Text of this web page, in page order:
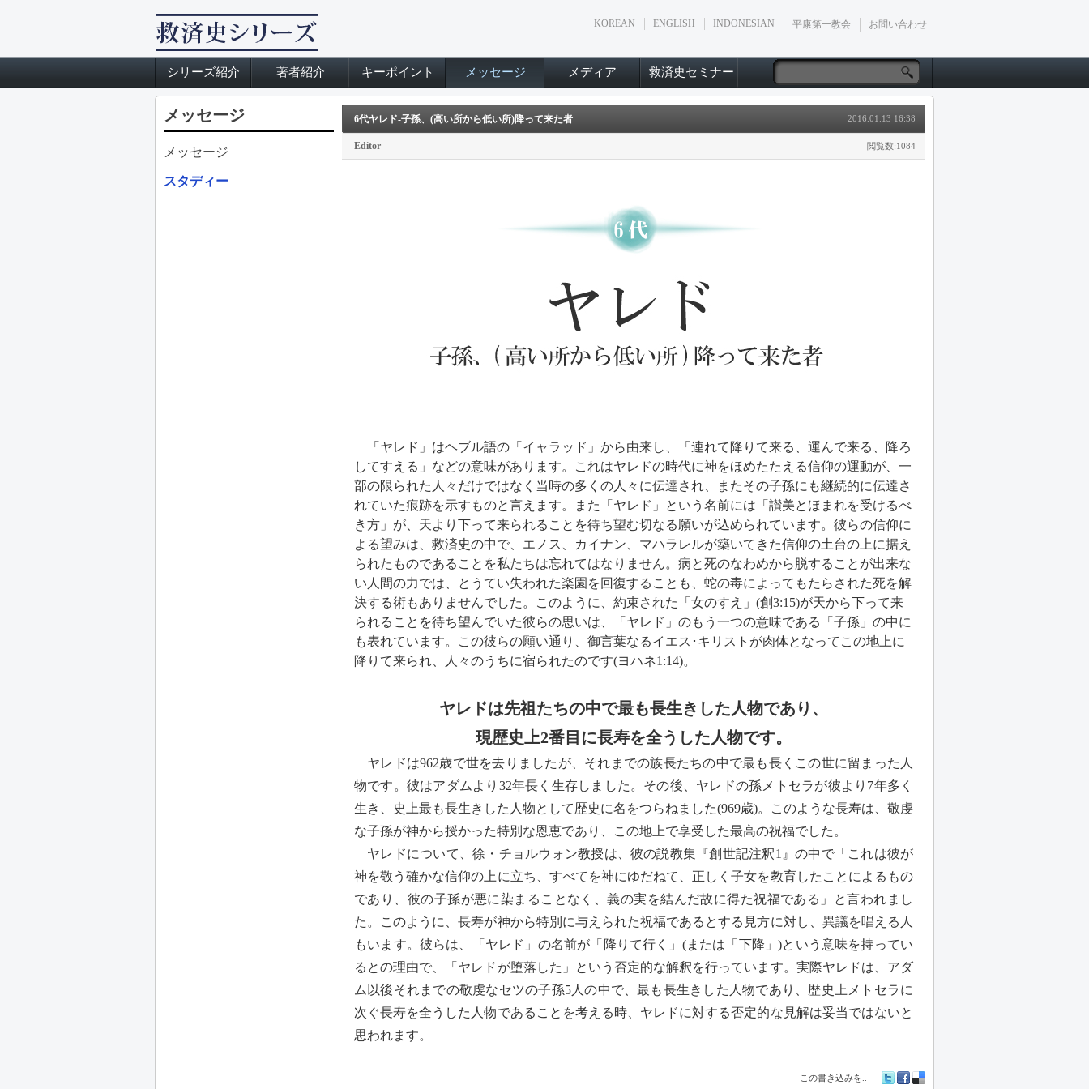
KOREAN ENGLISH INDONESIAN 平康第一教会 お問い合わせ
シリーズ紹介 著者紹介 キーポイント メッセージ メディア 救済史セミナー
メッセージ
メッセージ
スタディー
6代ヤレド‐子孫、(高い所から低い所)降って来た者 2016.01.13 16:38
Editor 閲覧数:1084
「ヤレド」はヘブル語の「イャラッド」から由来し、「連れて降りて来る、運んで来る、降ろ
してすえる」などの意味があります。これはヤレドの時代に神をほめたたえる信仰の運動が、一
部の限られた人々だけではなく当時の多くの人々に伝達され、またその子孫にも継続的に伝達さ
れていた痕跡を示すものと言えます。また「ヤレド」という名前には「讃美とほまれを受けるべ
き方」が、天より下って来られることを待ち望む切なる願いが込められています。彼らの信仰に
よる望みは、救済史の中で、エノス、カイナン、マハラレルが築いてきた信仰の土台の上に据え
られたものであることを私たちは忘れてはなりません。病と死のなわめから脱することが出来な
い人間の力では、とうてい失われた楽園を回復することも、蛇の毒によってもたらされた死を解
決する術もありませんでした。このように、約束された「女のすえ」(創3:15)が天から下って来
られることを待ち望んでいた彼らの思いは、「ヤレド」のもう一つの意味である「子孫」の中に
も表れています。この彼らの願い通り、御言葉なるイエス･キリストが肉体となってこの地上に
降りて来られ、人々のうちに宿られたのです(ヨハネ1:14)。
ヤレドは先祖たちの中で最も長生きした人物であり、
現歴史上2番目に長寿を全うした人物です。
ヤレドは962歳で世を去りましたが、それまでの族長たちの中で最も長くこの世に留まった人
物です。彼はアダムより32年長く生存しました。その後、ヤレドの孫メトセラが彼より7年多く
生き、史上最も長生きした人物として歴史に名をつらねました(969歳)。このような長寿は、敬虔
な子孫が神から授かった特別な恩恵であり、この地上で享受した最高の祝福でした。
ヤレドについて、徐・チョルウォン教授は、彼の説教集『創世記注釈1』の中で「これは彼が
神を敬う確かな信仰の上に立ち、すべてを神にゆだねて、正しく子女を教育したことによるもの
であり、彼の子孫が悪に染まることなく、義の実を結んだ故に得た祝福である」と言われまし
た。このように、長寿が神から特別に与えられた祝福であるとする見方に対し、異議を唱える人
もいます。彼らは、「ヤレド」の名前が「降りて行く」(または「下降」)という意味を持ってい
るとの理由で、「ヤレドが堕落した」という否定的な解釈を行っています。実際ヤレドは、アダ
ム以後それまでの敬虔なセツの子孫5人の中で、最も長生きした人物であり、歴史上メトセラに
次ぐ長寿を全うした人物であることを考える時、ヤレドに対する否定的な見解は妥当ではないと
思われます。
この書き込みを..